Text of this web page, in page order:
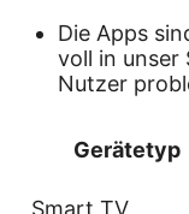
Die Apps
voll in unser
Nutzer
Gerätetyp
Smart TV